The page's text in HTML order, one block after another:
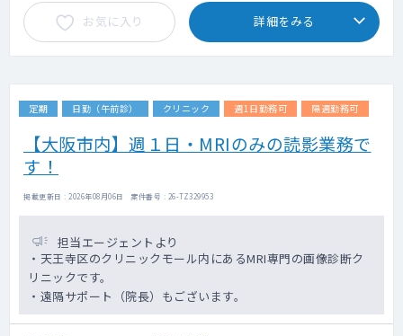
お気に入り 詳細をみる
定期 日勤（午前診） クリニック 週1日勤務可 隔週勤務可
【大阪市内】週１日・MRIのみの読影業務で
す！
掲載更新日 : 2026年08月06日 案件番号 : 26-TZ329953
担当エージェントより
・天王寺区のクリニックモール内にあるMRI専門の画像診断ク
リニックです。
・遠隔サポート（院長）もございます。